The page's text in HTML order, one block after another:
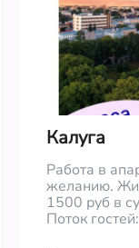
Калуга
Работа в
желанию.
1500 руб в
Поток